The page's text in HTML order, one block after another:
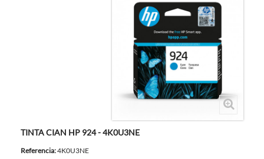
TINTA CIAN HP 924 - 4K0U3NE
Referencia:4K0U3NE